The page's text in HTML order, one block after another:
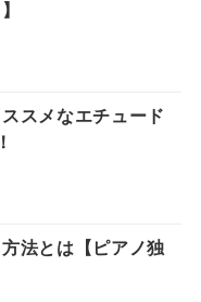
スメなエチュード
法とは【ピアノ独